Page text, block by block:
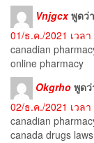
Vnjgcx พูดว่
01/ธ.ค./2021 เวลา
canadian
online pharmacy
Okgrho พูดว่
02/ธ.ค./2021 เวลา
canadian
canada drugs laws